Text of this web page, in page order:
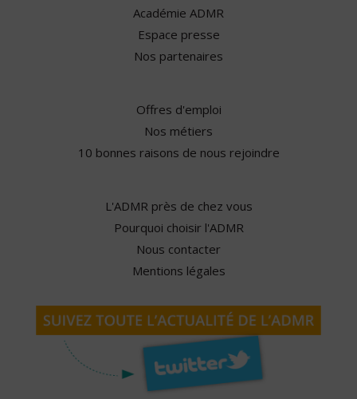
Académie ADMR
Espace presse
Nos partenaires
Offres d'emploi
Nos métiers
10 bonnes raisons de nous rejoindre
L'ADMR près de chez vous
Pourquoi choisir l'ADMR
Nous contacter
Mentions légales